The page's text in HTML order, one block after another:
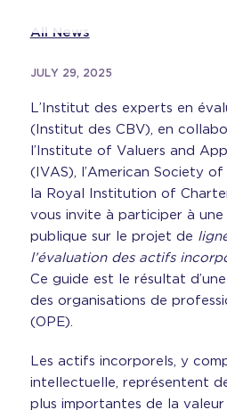
All News
JULY 29, 2025
L’Institut des experts en
(Institut des CBV), en
l’Institute of Valuers and
(IVAS), l’American Society
la Royal Institution of
vous invite à participer à
publique sur le projet de
l’évaluation des actifs
Ce guide est le résultat
des organisations de
(OPE).
Les actifs incorporels, y
intellectuelle, représentent
plus importantes de la valeur